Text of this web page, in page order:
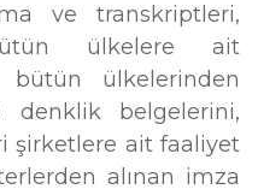
ve transkriptleri,
ülkelere ait
bütün ülkelerinden
denklik belgelerini,
şirketlere ait faaliyet
alınan imza